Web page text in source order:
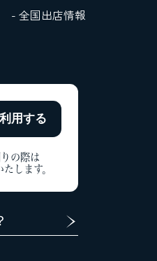
- 全国出店情報
利用する
の際は
します。